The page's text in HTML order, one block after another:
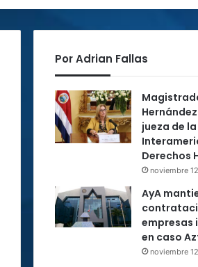
Por Adrian Fallas
jueza de
Derechos
noviembre
AyA
empresas
en caso
noviembre